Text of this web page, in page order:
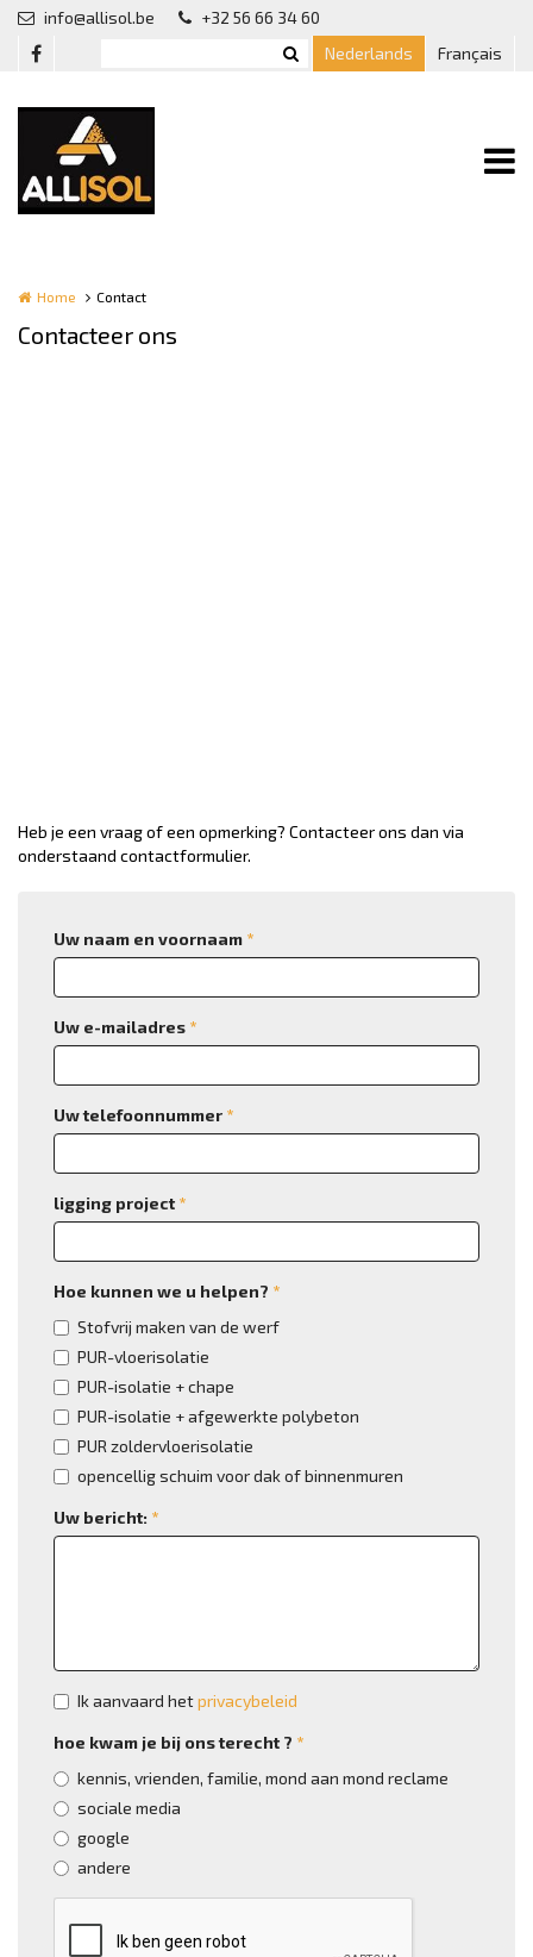
Overslaan en naar de inhoud gaan
info@allisol.be
+32 56 66 34 60
Nederlands
Français
Home Contact
Contacteer ons
Heb je een vraag of een opmerking? Contacteer ons dan via
onderstaand contactformulier.
Uw naam en voornaam *
Uw e-mailadres *
Uw telefoonnummer *
ligging project *
Hoe kunnen we u helpen? *
Stofvrij maken van de werf
PUR-vloerisolatie
PUR-isolatie + chape
PUR-isolatie + afgewerkte polybeton
PUR zoldervloerisolatie
opencellig schuim voor dak of binnenmuren
Uw bericht: *
Privacybeleid*
Ik aanvaard hetprivacybeleid
hoe kwam je bij ons terecht ? *
kennis, vrienden, familie, mond aan mond reclame
sociale media
google
andere